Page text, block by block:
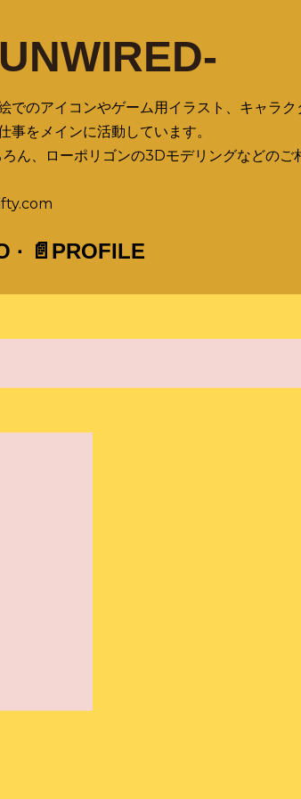
でのアイコンやゲーム用イラスト、キャラ
をメインに活動しています。
ん、ローポリゴンの3Dモデリングなどのご
📄PROFILE